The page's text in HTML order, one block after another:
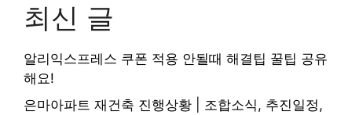
최신 글
알리익스프레스 쿠폰 적용 안될때 해결팁 꿀팁 공유
해요!
은마아파트 재건축 진행상황 | 조합소식, 추진일정,